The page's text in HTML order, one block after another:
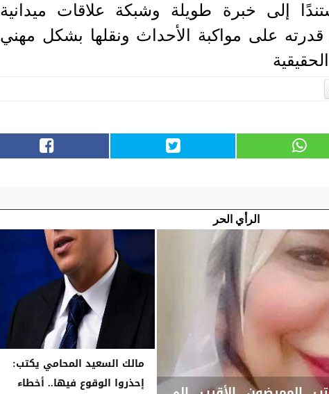
إلى خبرة طويلة وشبكة علاقات ميدانية
على مواكبة الأحداث ونقلها بشكل مهني
الرأي الحر
مالك السعيد المحامي يكتب:
إحذروا الوقوع فيها.. أخطاء